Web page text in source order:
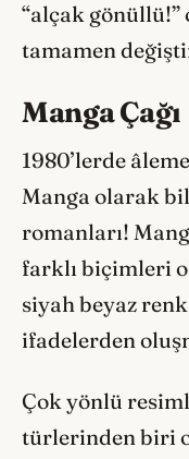
“alçak
tamamen
Manga Çağı
1980’lerde
Manga olarak
romanları!
farklı biçimleri
siyah beyaz
ifadelerden
Çok yönlü
türlerinden biri